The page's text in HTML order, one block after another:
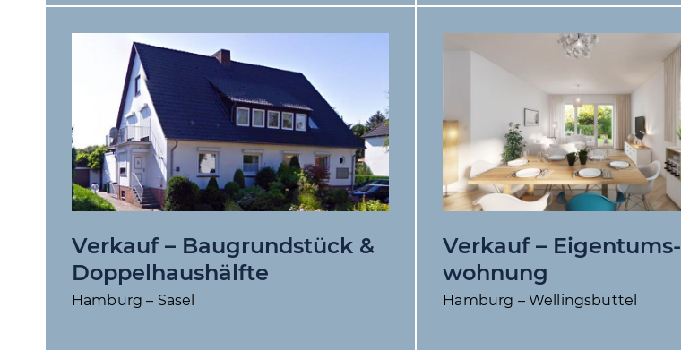
Verkauf – Baugrundstück &
Doppelhaushälfte
Hamburg – Sasel
Verkauf – Eigentums­
wohnung
Hamburg – Wellingsbüttel